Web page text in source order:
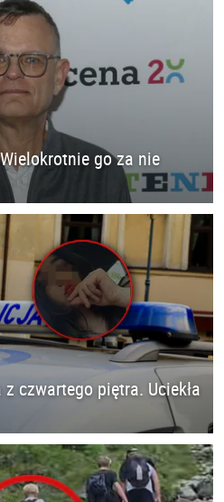
go za nie
czwartego piętra. Uciekła